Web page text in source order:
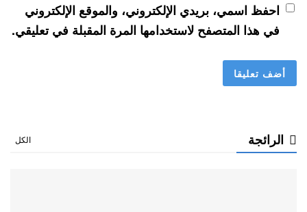
احفظ اسمي، بريدي الإلكتروني، والموقع الإلكتروني
في هذا المتصفح لاستخدامها المرة المقبلة في تعليقي.
الرائجة الكل